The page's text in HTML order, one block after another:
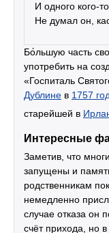
И одного кого-
Не думал он,
Бо́льшую часть
употребить на
«Госпиталь
Дублине в 1757
старейшей в
Интересные
Заметив, что
запущены и
родственникам
немедленно
случае отказа он
счёт прихода, но